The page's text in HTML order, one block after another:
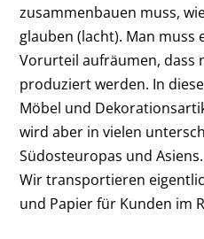
zusammenbauen muss,
glauben (lacht). Man muss
Vorurteil aufräumen, dass
produziert werden. In
Möbel und
wird aber in vielen
Südosteuropas und
Wir transportieren
und Papier für Kunden im